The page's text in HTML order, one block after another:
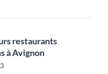
restaurants
à Avignon